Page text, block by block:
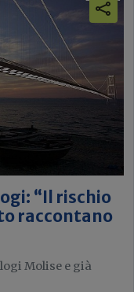
“Il rischio
raccontano
Molise e già